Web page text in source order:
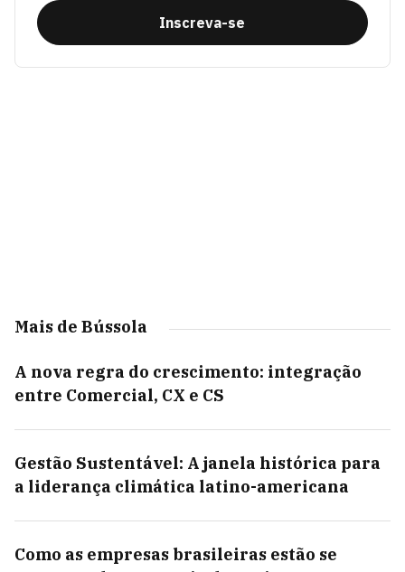
Inscreva-se
Mais de Bússola
A nova regra do crescimento: integração
entre Comercial, CX e CS
Gestão Sustentável: A janela histórica para
a liderança climática latino-americana
Como as empresas brasileiras estão se